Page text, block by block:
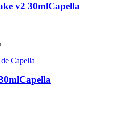
v2 30mlCapella
Capella